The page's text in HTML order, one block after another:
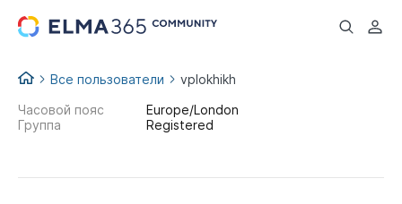
...
Все пользователи vplokhikh
Часовой пояс
Europe/London
Группа
Registered